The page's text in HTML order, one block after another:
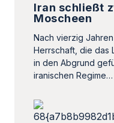
Iran schließt
Moscheen
Nach vierzig
Herrschaft, die das
in den Abgrund
iranischen Regime…